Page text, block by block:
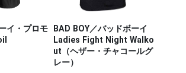
イ・プロモ
BAD BOY／バッドボーイ
Ladies Fight Night Walko
ut（ヘザー・チャコールグ
レー）